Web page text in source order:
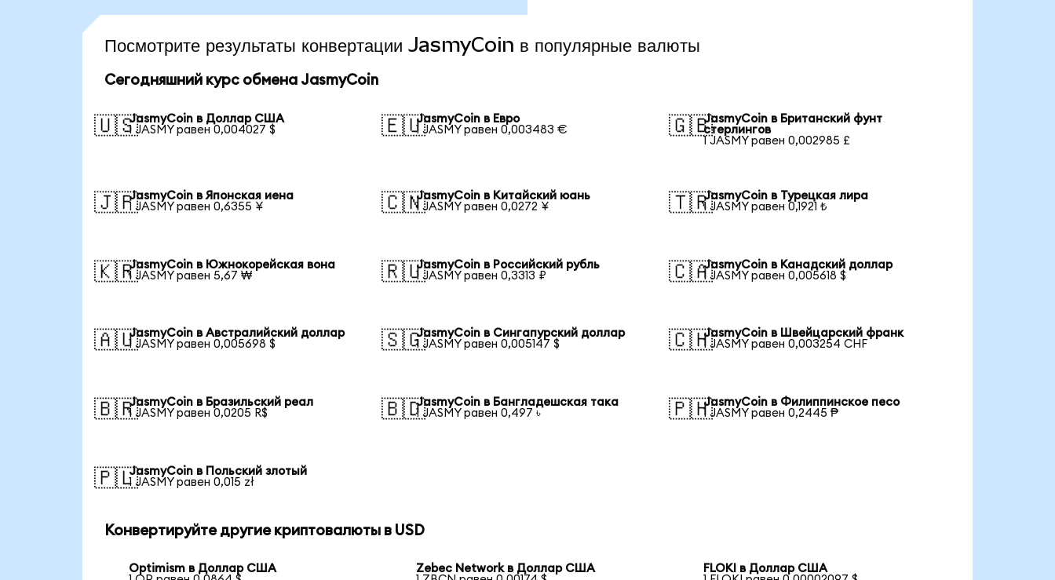
Посмотрите результаты конвертации JasmyCoin в популярные валюты
Сегодняшний курс обмена JasmyCoin
🇺🇸JasmyCoin в Доллар США
1 JASMY равен 0,004027 $
🇪🇺JasmyCoin в Евро
1 JASMY равен 0,003483 €
🇬🇧JasmyCoin в Британский фунт
стерлингов
1 JASMY равен 0,002985 £
🇯🇵JasmyCoin в Японская иена
1 JASMY равен 0,6355 ¥
🇨🇳JasmyCoin в Китайский юань
1 JASMY равен 0,0272 ¥
🇹🇷JasmyCoin в Турецкая лира
1 JASMY равен 0,1921 ₺
🇰🇷JasmyCoin в Южнокорейская вона
1 JASMY равен 5,67 ₩
🇷🇺JasmyCoin в Российский рубль
1 JASMY равен 0,3313 ₽
🇨🇦JasmyCoin в Канадский доллар
1 JASMY равен 0,005618 $
🇦🇺JasmyCoin в Австралийский доллар
1 JASMY равен 0,005698 $
🇸🇬JasmyCoin в Сингапурский доллар
1 JASMY равен 0,005147 $
🇨🇭JasmyCoin в Швейцарский франк
1 JASMY равен 0,003254 CHF
🇧🇷JasmyCoin в Бразильский реал
1 JASMY равен 0,0205 R$
🇧🇩JasmyCoin в Бангладешская така
1 JASMY равен 0,497 ৳
🇵🇭JasmyCoin в Филиппинское песо
1 JASMY равен 0,2445 ₱
🇵🇱JasmyCoin в Польский злотый
1 JASMY равен 0,015 zł
Конвертируйте другие криптовалюты в USD
Optimism в Доллар США
Zebec Network в Доллар США
FLOKI в Доллар США